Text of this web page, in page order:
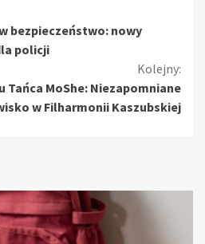
bezpieczeństwo: nowy
policji
Kolejny:
Tańca MoShe: Niezapomniane
w Filharmonii Kaszubskiej